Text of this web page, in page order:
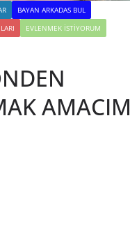
BAYAN ARKADAS BUL
EVLENMEK İSTIYORUM
AMACIM